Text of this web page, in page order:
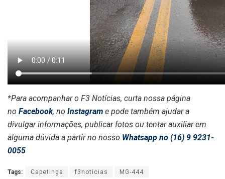
*Para acompanhar o F3 Notícias, curta nossa página
no Facebook, no Instagram e pode também ajudar a
divulgar informações, publicar fotos ou tentar auxiliar em
alguma dúvida a partir no nosso Whatsapp no (16) 9 9231-
0055
Tags: Capetinga f3noticias MG-444